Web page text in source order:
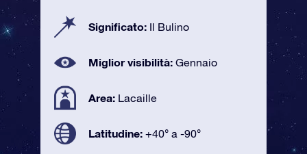
Significato: Il Bulino
Miglior visibilità: Gennaio
Area: Lacaille
Latitudine: +40° a -90°